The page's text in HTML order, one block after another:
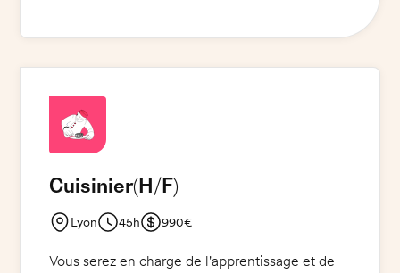
préparation des plats avec autonomie. Vous
déroulera dans les salles de bloc et bistro du
restaurant. Venez partager votre passion et votre
savoir-faire culinaire !
Cuisinier(H/F)
Lyon 45h 990€
Vous serez en charge de l'apprentissage et de